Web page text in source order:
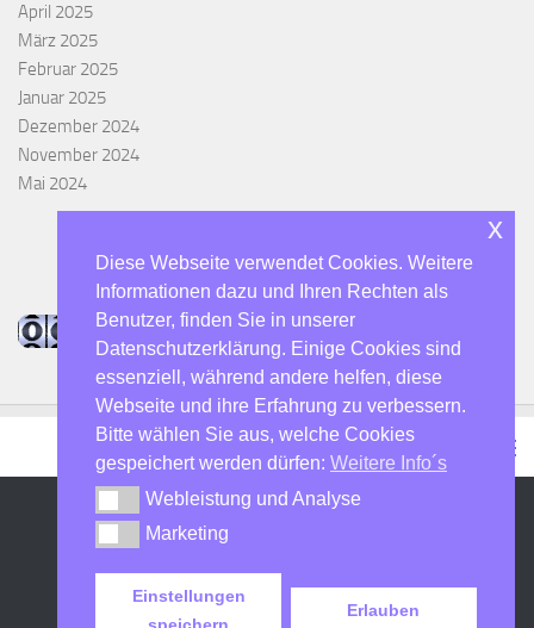
April 2025
März 2025
Februar 2025
Januar 2025
Dezember 2024
November 2024
Mai 2024
DO7SHN - Der Hulti :-) © 2026. Alle Rechte vorbehalten.
Diese Webseite verwendet Cookies. Weitere
Informationen dazu und Ihren Rechten als
Benutzer, finden Sie in unserer
Datenschutzerklärung. Einige Cookies sind
essenziell, während andere helfen, diese
Webseite und ihre Erfahrung zu verbessern.
Bitte wählen Sie aus, welche Cookies
gespeichert werden dürfen: Weitere Info´s
Webleistung und Analyse
Webleistung und Analyse
MarketingMarketing
Einstellungen
Erlauben
x